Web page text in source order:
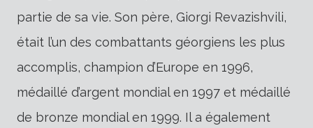
partie de sa vie. Son père, Giorgi Revazishvili,
était l’un des combattants géorgiens les plus
accomplis, champion d’Europe en 1996,
médaillé d’argent mondial en 1997 et médaillé
de bronze mondial en 1999. Il a également